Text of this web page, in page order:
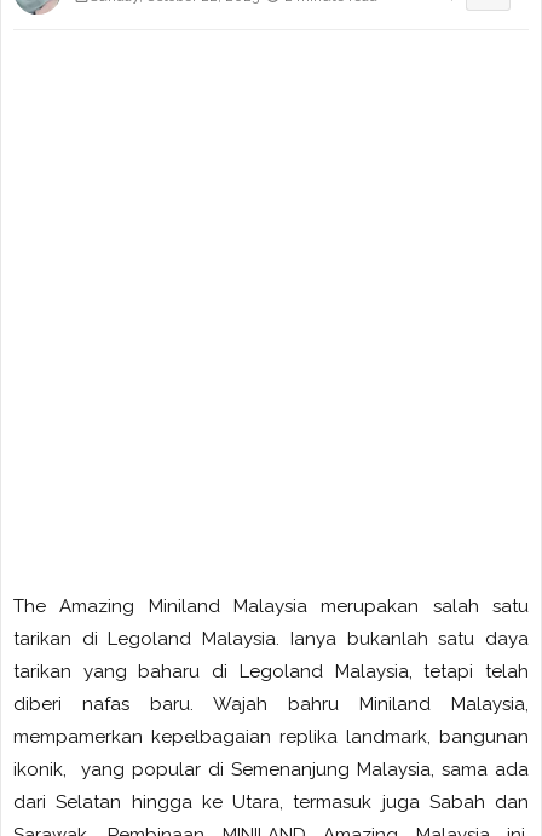
The Amazing Miniland Malaysia merupakan salah satu
tarikan di Legoland Malaysia. Ianya bukanlah satu daya
tarikan yang baharu di Legoland Malaysia, tetapi telah
diberi nafas baru. Wajah bahru Miniland Malaysia,
mempamerkan kepelbagaian replika landmark, bangunan
ikonik, yang popular di Semenanjung Malaysia, sama ada
dari Selatan hingga ke Utara, termasuk juga Sabah dan